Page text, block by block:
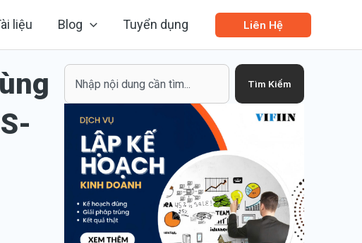
liệu Blog Tuyển dụng Liên Hệ
Tìm Kiếm